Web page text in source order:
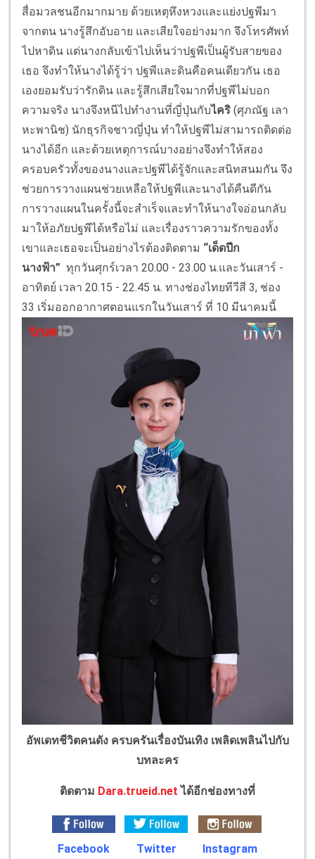
สื่อมวลชนอีกมากมาย ด้วยเหตุหึงหวงและแย่งปฐพีมา
จากตน นางรู้สึกอับอาย และเสียใจอย่างมาก จึงโทรศัพท์
ไปหาดิน แต่นางกลับเข้าไปเห็นว่าปฐพีเป็นผู้รับสายของ
เธอ จึงทำให้นางได้รู้ว่า ปฐพีและดินคือคนเดียวกัน เธอ
เองยอมรับว่ารักดิน และรู้สึกเสียใจมากที่ปฐพีไม่บอก
ความจริง นางจึงหนีไปทำงานที่ญี่ปุ่นกับไคริ (ศุภณัฐ เลา
หะพานิช) นักธุรกิจชาวญี่ปุ่น ทำให้ปฐพีไม่สามารถติดต่อ
นางได้อีก และด้วยเหตุการณ์บางอย่างจึงทำให้สอง
ครอบครัวทั้งของนางและปฐพีได้รู้จักและสนิทสนมกัน จึง
ช่วยการวางแผนช่วยเหลือให้ปฐพีและนางได้คืนดีกัน
การวางแผนในครั้งนี้จะสำเร็จและทำให้นางใจอ่อนกลับ
มาให้อภัยปฐพีได้หรือไม่ และเรื่องราวความรักของทั้ง
เขาและเธอจะเป็นอย่างไรต้องติดตาม “เด็ดปีก
นางฟ้า” ทุกวันศุกร์เวลา 20.00 - 23.00 น.และวันเสาร์ -
อาทิตย์ เวลา 20.15 - 22.45 น. ทางช่องไทยทีวีสี 3, ช่อง
33 เริ่มออกอากาศตอนแรกในวันเสาร์ ที่ 10 มีนาคมนี้
อัพเดทชีวิตคนดัง ครบครันเรื่องบันเทิง เพลิดเพลินไปกับ
บทละคร
ติดตาม Dara.trueid.net ได้อีกช่องทางที่
Facebook Twitter Instagram